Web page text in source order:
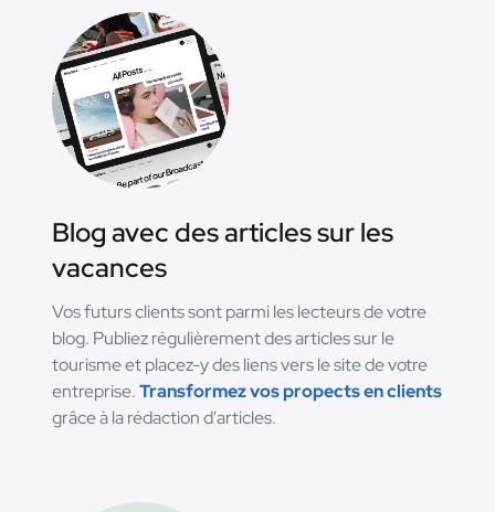
Blog avec des articles sur les
vacances
Vos futurs clients sont parmi les lecteurs de votre
blog. Publiez régulièrement des articles sur le
tourisme et placez-y des liens vers le site de votre
entreprise.Transformez vos propects en clients
grâce à la rédaction d'articles.